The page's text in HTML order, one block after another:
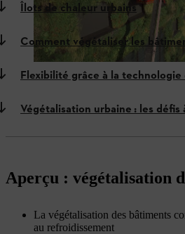
Îlots de chaleur urbains
Comment végétaliser les
Flexibilité grâce à la
Végétalisation urbaine : les défis
Aperçu : végétalisation
La végétalisation des bâtiments
au refroidissement